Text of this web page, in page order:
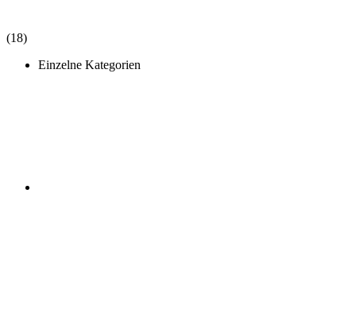
(18)
Einzelne Kategorien